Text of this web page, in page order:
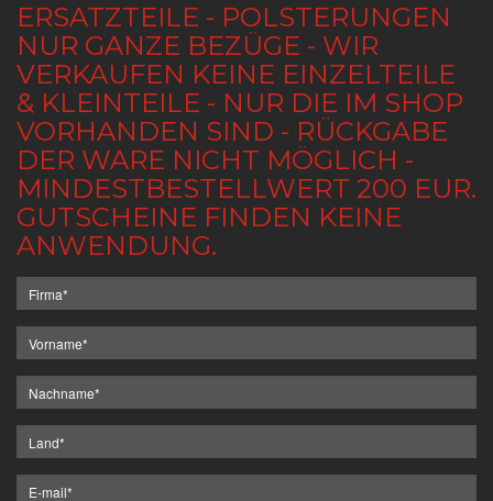
ERSATZTEILE - POLSTERUNGEN
NUR GANZE BEZÜGE - WIR
VERKAUFEN KEINE EINZELTEILE
& KLEINTEILE - NUR DIE IM SHOP
VORHANDEN SIND - RÜCKGABE
DER WARE NICHT MÖGLICH -
MINDESTBESTELLWERT 200 EUR.
GUTSCHEINE FINDEN KEINE
ANWENDUNG.